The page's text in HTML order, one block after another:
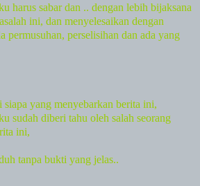
harus sabar dan .. dengan lebih bijaksana
ini, dan menyelesaikan dengan
permusuhan, perselisihan dan ada yang
yang menyebarkan berita ini,
sudah diberi tahu oleh salah seorang
ini,
tanpa bukti yang jelas..